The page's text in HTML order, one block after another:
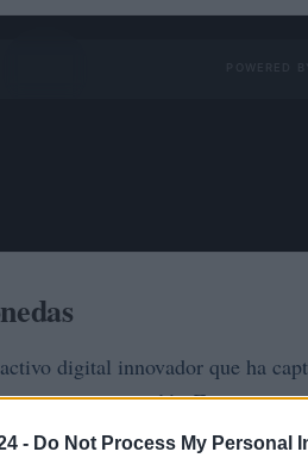
- Do Not Process My Personal
digital innovador que ha
de lageneración Z. Este
en las oportunidades que